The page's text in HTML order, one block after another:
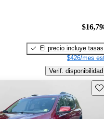
El precio incluye tasas
$426/mes
Verif. disponibilidad